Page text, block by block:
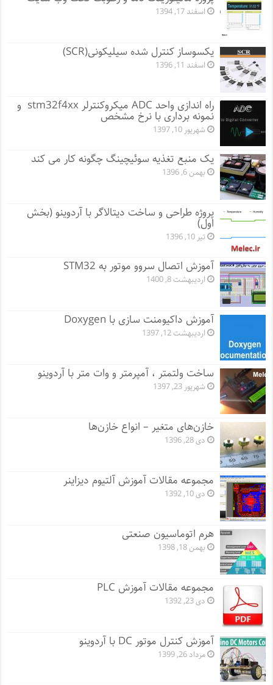
اسفند 17, 1394
یکسوساز کنترل شده سیلیکونی(SCR)
اسفند 11, 1396
راه اندازی واحد ADC میکروکنترلر stm32f4xx و
نمونه برداری با نرخ مشخص
شهریور 10, 1397
یک منبع تغذیه سوئیچینگ چگونه کار می کند
بهمن 6, 1396
پروژه طراحی و ساخت دیتالاگر با آردوینو (بخش
اول)
تیر 10, 1396
آموزش اتصال سروو موتور به STM32
اردیبهشت 8, 1400
آموزش داکیومنت سازی با Doxygen
اردیبهشت 12, 1397
ساخت ولتمتر ، آمپرمتر و وات متر با آردوینو
شهریور 23, 1397
خازن‌های متغیر – انواع خازن‌ها
دی 28, 1396
مجموعه مقالات آموزش آلتیوم دیزاینر
دی 10, 1392
هرم اتوماسیون صنعتی
بهمن 18, 1398
مجموعه مقالات آموزش PLC
دی 23, 1392
آموزش کنترل موتور DC با آردوینو
مرداد 26, 1399